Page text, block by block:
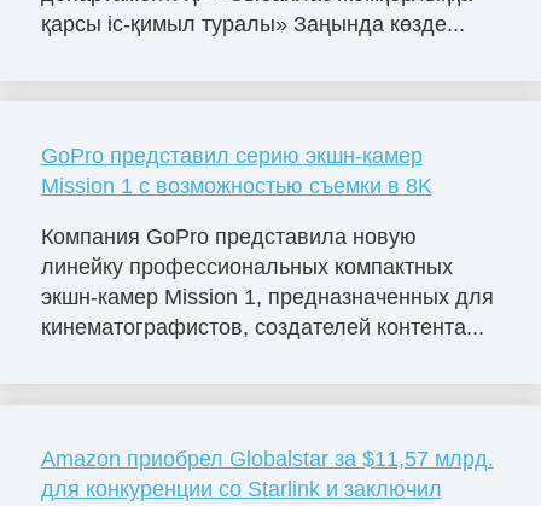
қарсы іс-қимыл туралы» Заңында көзде...
GoPro представил серию экшн-камер
Mission 1 с возможностью съемки в 8K
Компания GoPro представила новую
линейку профессиональных компактных
экшн-камер Mission 1, предназначенных для
кинематографистов, создателей контента...
Amazon приобрел Globalstar за $11,57 млрд.
для конкуренции со Starlink и заключил